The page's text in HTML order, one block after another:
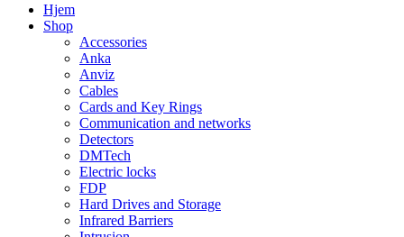
Hjem
Shop
Accessories
Anka
Anviz
Cables
Cards and Key Rings
Communication and networks
Detectors
DMTech
Electric locks
FDP
Hard Drives and Storage
Infrared Barriers